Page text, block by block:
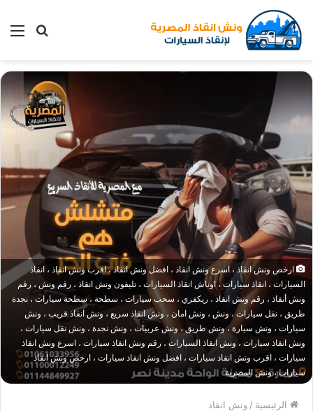
بحث
ارخص ونش انقاذ ، اسرع ونش انقاذ ، افضل ونش انقاذ ، اقرب ونش انقاذ ، انقاذ
السيارات ، انقاذ سيارات ، اوناش انقاذ السيارات ، تليفون ونش انقاذ ، رقم ونش ، رقم
ونش أنقاذ ، رقم ونش انقاذ ، ريكفري ، سحب سيارات ، سطحة ، سطحة سيارات ، نجدة
طريق ، نقل سيارات ، ونش ، ونش امان ، ونش انقاذ سريع ، ونش انقاذ قريب ، ونش
سيارات ، ونش سيارة ، ونش طريق ، ونش عربيات ، ونش نجدة ، ونش نقل سيارات ،
ونش انقاذ سيارات ، ونش انقاذ السيارات ، رقم ونش انقاذ سيارات ، اسرع ونش انقاذ
سيارات ، اقرب ونش انقاذ سيارات ، افضل ونش انقاذ سيارات ، ارخص ونش انقاذ
سيارات ، ونش المصرية
الرئيسية / ونش انقاذ